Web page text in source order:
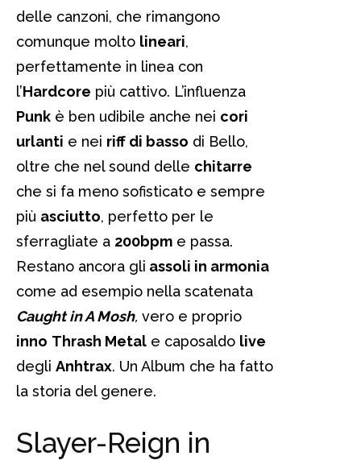
delle canzoni, che rimangono
comunque molto lineari,
perfettamente in linea con
l’Hardcore più cattivo. L’influenza
Punk è ben udibile anche nei cori
urlanti e nei riff di basso di Bello,
oltre che nel sound delle chitarre
che si fa meno sofisticato e sempre
più asciutto, perfetto per le
sferragliate a 200bpm e passa.
Restano ancora gli assoli in armonia
come ad esempio nella scatenata
Caught in A Mosh, vero e proprio
inno Thrash Metal e caposaldo live
degli Anhtrax. Un Album che ha fatto
la storia del genere.
Slayer-Reign in